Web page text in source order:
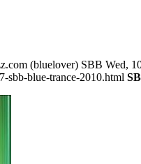
(bluelover) SBB Wed,
sbb-blue-trance-2010.html